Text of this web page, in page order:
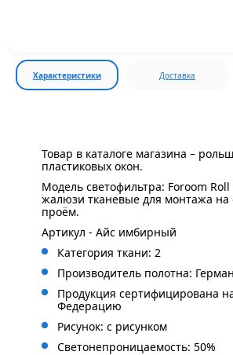
Характеристики Доставка
Товар в каталоге магазина –
пластиковых окон.
Модель светофильтра: Foroom Roll
жалюзи тканевые для монтажа на
проём.
Артикул - Айс имбирный
Категория ткани: 2
Производитель полотна:
Продукция сертифицирована
Федерацию
Рисунок: с рисунком
Светонепроницаемость: 50%